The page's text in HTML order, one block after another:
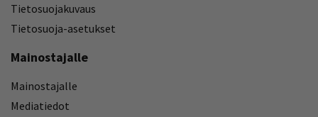
Tietosuojakuvaus
Tietosuoja-asetukset
Mainostajalle
Mainostajalle
Mediatiedot